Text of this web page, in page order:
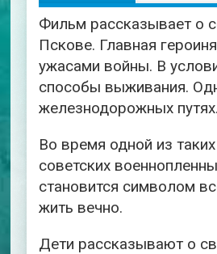
Фильм рассказывает о
Пскове. Главная
ужасами войны. В
способы выживания.
железнодорожных путях.
Во время одной из
советских
становится символом
жить вечно.
Дети рассказывают о